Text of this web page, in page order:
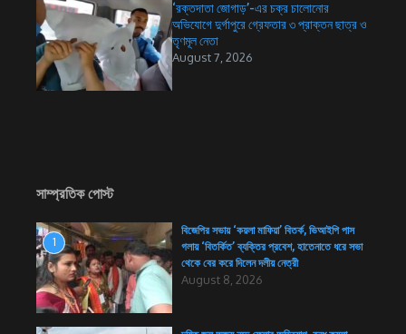
‘রক্তদাতা জোগাড়’-এর চক্র চালোনোর
অভিযোগে দুর্গাপুরে গ্রেফতার ৩ প্রাক্তন ছাত্র ও
তৃণমূল নেতা
August 7, 2026
সাম্প্রতিক পোস্ট
1
বিজেপির সভায় ‘কয়লা মাফিয়া’ বিতর্ক, ভিআইপি পাস
গলায় ‘বিতর্কিত’ ব্যক্তির প্রবেশ, হাতেনাতে ধরে সভা
থেকে বের করে দিলেন দলীয় নেত্রী
August 8, 2026